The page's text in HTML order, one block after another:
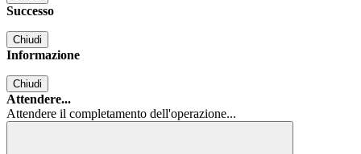
Successo
Chiudi
Informazione
Chiudi
Attendere...
Attendere il completamento dell'operazione...